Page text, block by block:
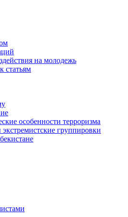
на молодежь
статьям
особенности терроризма
группировки